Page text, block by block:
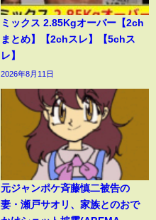
ミックス 2.85Kgオーバー【2ch
まとめ】【2chスレ】【5chス
レ】
2026年8月11日
元ジャンポケ斉藤慎二被告の
妻・瀬戸サオリ、家族とのおで